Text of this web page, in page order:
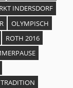
INDERSDORF
OLYMPISCH
ROTH 2016
TRADITION